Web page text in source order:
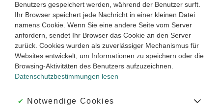
Estrogene
Estrogene(früher: Östrogene): unter den
Geschlechtshormoneneine Gruppe von
Steroidhormonen.Die wichtigsten Estrogene sind
(Östradiol),Estron(Östron) undEstriol
sowie in derNebennierenrindesynthetisiert. Sie kommen
Benutzers gespeichert werden, während der Benutzer surft.
Ihr Browser speichert jede Nachricht in einer kleinen Datei
namens Cookie. Wenn Sie eine andere Seite vom Server
anfordern, sendet Ihr Browser das Cookie an den Server
zurück. Cookies wurden als zuverlässiger Mechanismus für
Websites entwickelt, um Informationen zu speichern oder die
Browsing-Aktivitäten des Benutzers aufzuzeichnen.
Datenschutzbestimmungen lesen
Akzeptiert:
Notwendige Cookies